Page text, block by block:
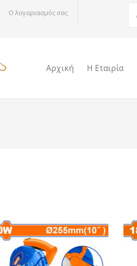
Ο λογαριασμός σας
Αρχική Η Εταιρία